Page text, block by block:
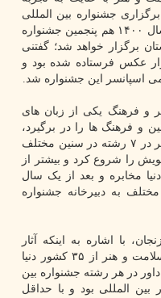
جشنواره بین المللی
عکس سلامت روان برگزار شد و در سال ۱۴۰۰ هم پنجمین جشنواره
برگزار خواهد شد؛ گفتنی
اسپانسر این جشنواره شد.
و فرهنگ یکی از زبان های
و فرهنگ ها را در برگیرد،
خاطرنشان کرد: جشنواره سلامت و هنر در ۷ رشته در سنین مختلف
را شروع کرد و بیشتر از
مخابره و بعد از یک سال
های مختلف به دبیرخانه جشنواره
با اشاره به اینکه آثار
ارسال شده به جشنواره بین المللی سلامت و هنر از ۳۵ کشور دنیا
ارسال شده است، افزود: بیشتر از ۳۲ داور در هر رشته جشنواره بین
المللی بود و با حداقل